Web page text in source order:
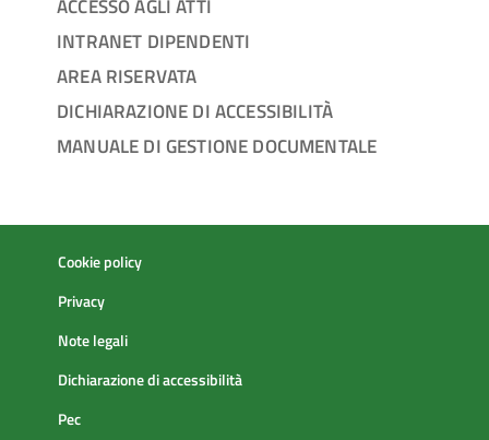
INTRANET DIPENDENTI
AREA RISERVATA
DICHIARAZIONE DI ACCESSIBILITÀ
MANUALE DI GESTIONE DOCUMENTALE
Cookie policy
Privacy
Note legali
Dichiarazione di accessibilità
Pec